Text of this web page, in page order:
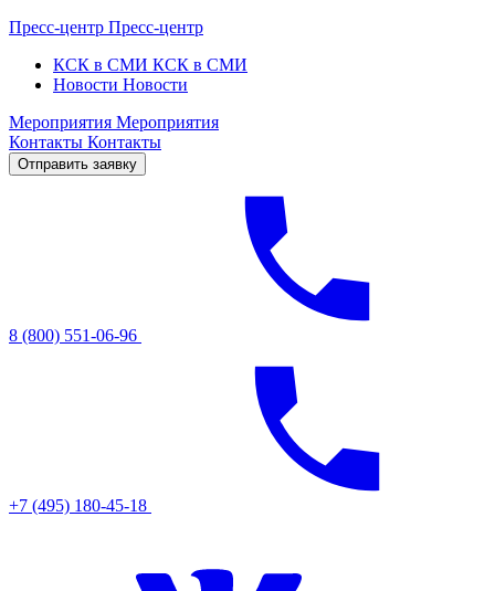
Пресс-центр Пресс-центр
КСК в СМИ КСК в СМИ
Новости Новости
Мероприятия Мероприятия
Контакты Контакты
Отправить заявку
8 (800) 551-06-96
+7 (495) 180-45-18